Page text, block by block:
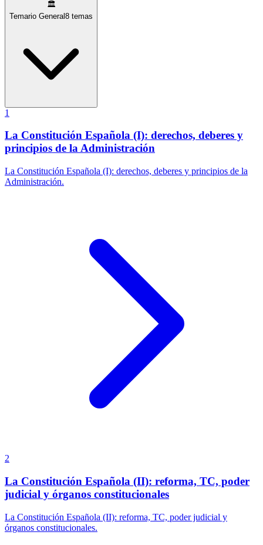
🏛️
Temario General8 temas
1
La Constitución Española (I): derechos, deberes y
principios de la Administración
La Constitución Española (I): derechos, deberes y principios de la
Administración.
2
La Constitución Española (II): reforma, TC, poder
judicial y órganos constitucionales
La Constitución Española (II): reforma, TC, poder judicial y
órganos constitucionales.